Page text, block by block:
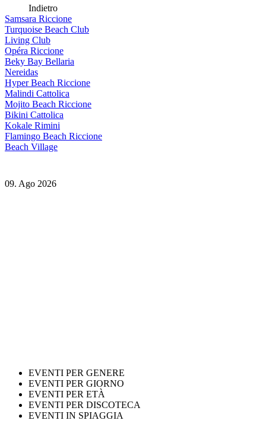
Indietro
Samsara Riccione
Turquoise Beach Club
Living Club
Opéra Riccione
Beky Bay Bellaria
Nereidas
Hyper Beach Riccione
Malindi Cattolica
Mojito Beach Riccione
Bikini Cattolica
Kokale Rimini
Flamingo Beach Riccione
Beach Village
09. Ago 2026
EVENTI PER GENERE
EVENTI PER GIORNO
EVENTI PER ETÀ
EVENTI PER DISCOTECA
EVENTI IN SPIAGGIA